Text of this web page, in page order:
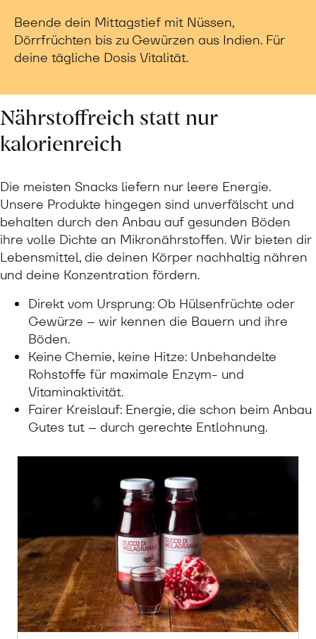
Beende dein Mittagstief mit Nüssen,
Dörrfrüchten bis zu Gewürzen aus Indien. Für
deine tägliche Dosis Vitalität.
Nährstoffreich statt nur
kalorienreich
Die meisten Snacks liefern nur leere Energie.
Unsere Produkte hingegen sind unverfälscht und
behalten durch den Anbau auf gesunden Böden
ihre volle Dichte an Mikronährstoffen. Wir bieten dir
Lebensmittel, die deinen Körper nachhaltig nähren
und deine Konzentration fördern.
Direkt vom Ursprung: Ob Hülsenfrüchte oder
Gewürze – wir kennen die Bauern und ihre
Böden.
Keine Chemie, keine Hitze: Unbehandelte
Rohstoffe für maximale Enzym- und
Vitaminaktivität.
Fairer Kreislauf: Energie, die schon beim Anbau
Gutes tut – durch gerechte Entlohnung.